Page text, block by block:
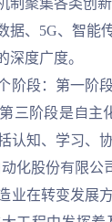
、5G、智能
深度广度。
段：第一阶段
三阶段是自
认知、学习、
化股份有限公
在转变发展